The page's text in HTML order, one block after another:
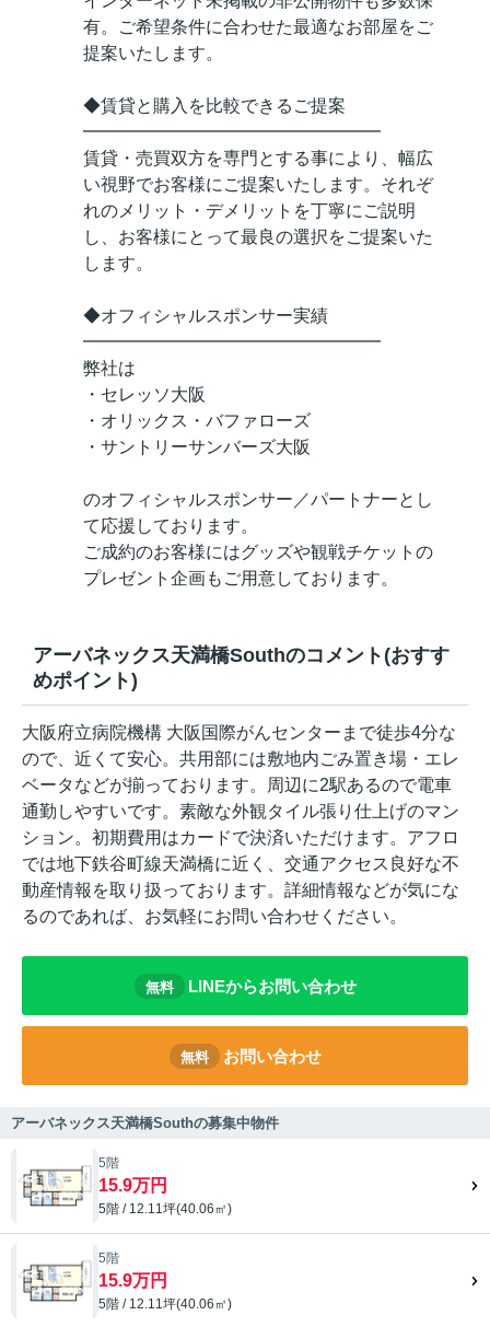
有。ご希望条件に合わせた最適なお部屋をご
提案いたします。
◆賃貸と購入を比較できるご提案
━━━━━━━━━━━━━━━━━
賃貸・売買双方を専門とする事により、幅広
い視野でお客様にご提案いたします。それぞ
れのメリット・デメリットを丁寧にご説明
し、お客様にとって最良の選択をご提案いた
します。
◆オフィシャルスポンサー実績
━━━━━━━━━━━━━━━━━
弊社は
・セレッソ大阪
・オリックス・バファローズ
・サントリーサンバーズ大阪
のオフィシャルスポンサー／パートナーとし
て応援しております。
ご成約のお客様にはグッズや観戦チケットの
プレゼント企画もご用意しております。
アーバネックス天満橋Southのコメント(おすす
めポイント)
大阪府立病院機構 大阪国際がんセンターまで徒歩4分な
ので、近くて安心。共用部には敷地内ごみ置き場・エレ
ベータなどが揃っております。周辺に2駅あるので電車
通勤しやすいです。素敵な外観タイル張り仕上げのマン
ション。初期費用はカードで決済いただけます。アフロ
では地下鉄谷町線天満橋に近く、交通アクセス良好な不
動産情報を取り扱っております。詳細情報などが気にな
るのであれば、お気軽にお問い合わせください。
無料 LINEからお問い合わせ
無料 お問い合わせ
アーバネックス天満橋Southの募集中物件
5階
15.9万円
5階 / 12.11坪(40.06㎡)
5階
15.9万円
5階 / 12.11坪(40.06㎡)